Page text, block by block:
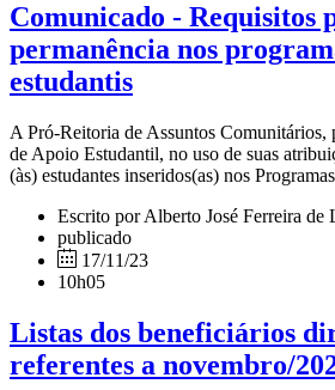
Comunicado - Requisitos
permanência nos
estudantis
A Pró-Reitoria de Assuntos Comunitários,
de Apoio Estudantil, no uso de suas
(às) estudantes inseridos(as) nos
Escrito por Alberto José Ferreira de
publicado
17/11/23
10h05
Listas dos beneficiários
referentes a novembro/